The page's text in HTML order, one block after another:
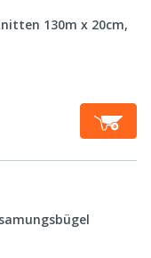
130m x 20cm,